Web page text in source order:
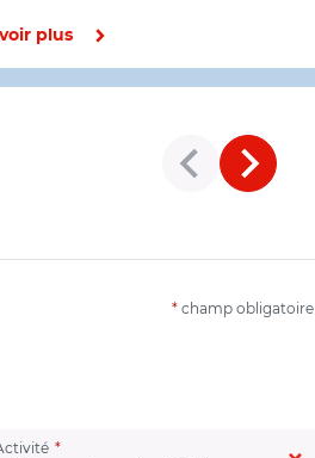
plus
* champ obligatoire
(champ obligatoire)